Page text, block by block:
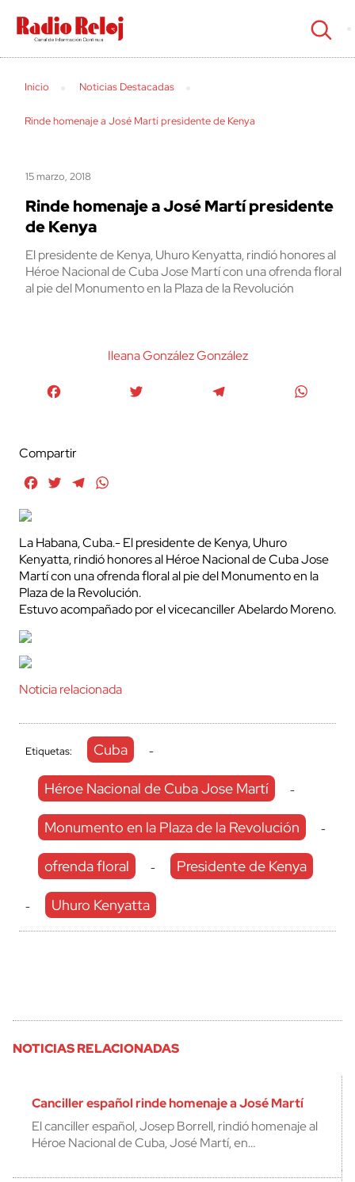
cerrar
Inicio Noticias Destacadas
Rinde homenaje a José Martí presidente de Kenya
15 marzo, 2018
Rinde homenaje a José Martí presidente
de Kenya
El presidente de Kenya, Uhuro Kenyatta, rindió honores al
Héroe Nacional de Cuba Jose Martí con una ofrenda floral
al pie del Monumento en la Plaza de la Revolución
Ileana González González
Compartir
FacebookTwitterTelegram
La Habana, Cuba.- El presidente de Kenya, Uhuro
Kenyatta, rindió honores al Héroe Nacional de Cuba Jose
Martí con una ofrenda floral al pie del Monumento en la
Plaza de la Revolución.
Estuvo acompañado por el vicecanciller Abelardo Moreno.
Noticia relacionada
Etiquetas: Cuba -
Héroe Nacional de Cuba Jose Martí -
Monumento en la Plaza de la Revolución -
ofrenda floral - Presidente de Kenya
- Uhuro Kenyatta
NOTICIAS RELACIONADAS
Canciller español rinde homenaje a José Martí
El canciller español, Josep Borrell, rindió homenaje al
Héroe Nacional de Cuba, José Martí, en…